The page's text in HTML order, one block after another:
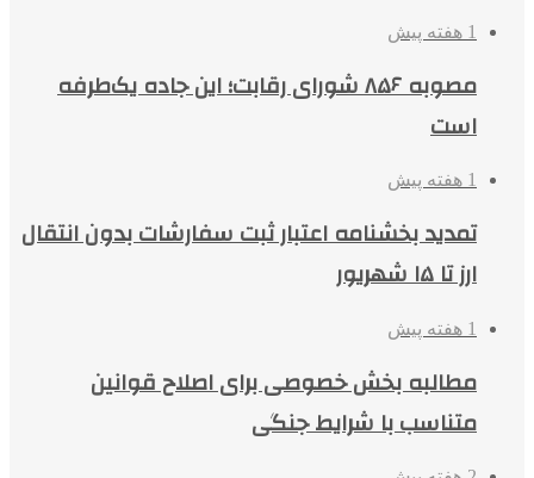
1 هفته پیش
مصوبه ۸۵۶ شورای رقابت؛ این جاده یک‌طرفه
است
1 هفته پیش
تمدید بخشنامه اعتبار ثبت سفارشات بدون انتقال
ارز تا ۱۵ شهریور
1 هفته پیش
مطالبه بخش خصوصی برای اصلاح قوانین
متناسب با شرایط جنگی